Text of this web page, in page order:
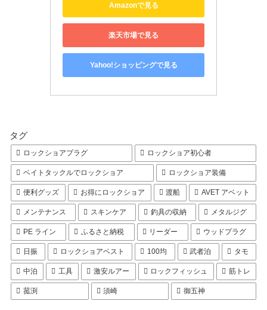
Amazonで見る
楽天市場で見る
Yahoo!ショッピングで見る
タグ
ロックショアプラグ ロックショア初心者
ベイトタックルでロックショア ロックショア装備
便利グッズ お得にロックショア 渡船 AVET アベット
メンテナンス スキンケア 釣具の収納 メタルジグ
PE ライン ふるさと納税 リーダー ウッドプラグ
日振 ロックショアベスト 100均 武者泊 タモ
中泊 工具 激安ルアー ロックフィッシュ 筋トレ
菰渕 須崎 御五神